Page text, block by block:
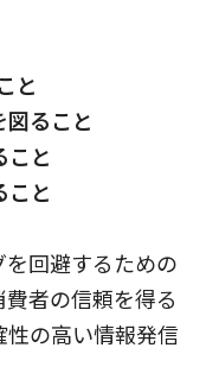
と
図ること
こと
こと
回避するための
者の信頼を得る
の高い情報発信